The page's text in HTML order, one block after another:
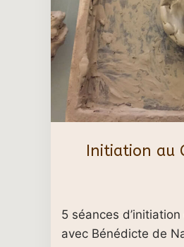
Initiation au
5 séances
avec Bénédicte de